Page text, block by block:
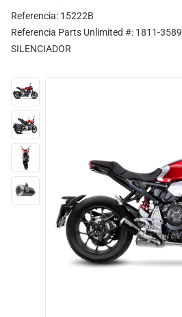
Referencia: 15222B
Referencia Parts Unlimited #: 1811-3589
SILENCIADOR